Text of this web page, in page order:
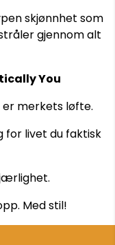
skjønnhet som
gjennom alt
You
merkets løfte.
for livet du faktisk
Med stil!